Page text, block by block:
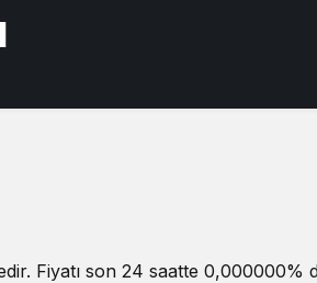
Fiyatı son 24 saatte 0,000000%